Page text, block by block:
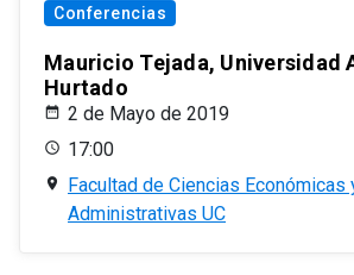
Conferencias
Mauricio Tejada, Universidad
Hurtado
2 de Mayo de 2019
17:00
Facultad de Ciencias Económicas
Administrativas UC